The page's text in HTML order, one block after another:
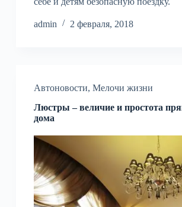
admin 2 февраля, 2018
Автоновости, Мелочи жизни
Люстры – величие и простота
дома